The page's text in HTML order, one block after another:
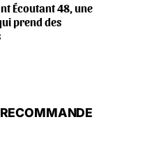
Écoutant 48, une
prend des